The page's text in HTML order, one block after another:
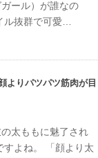
ール）が誰なの
ル抜群で可愛…
よりパツパツ筋肉が目
太ももに魅了され
すよね。 「顔より太